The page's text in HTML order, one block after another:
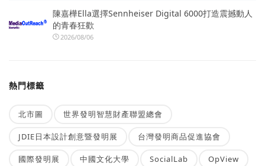
陳嘉樺Ella選擇Sennheiser Digital 6000打造震撼動人
的青春狂歡
2026/08/06
熱門標籤
北市圖 世界發明智慧財產聯盟總會
JDIE日本設計創意暨發明展 台灣發明商品促進協會
國際發明展 中國文化大學 SocialLab OpView